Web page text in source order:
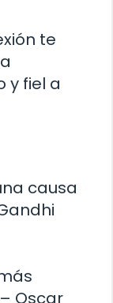
te
y fiel a
causa
Oscar